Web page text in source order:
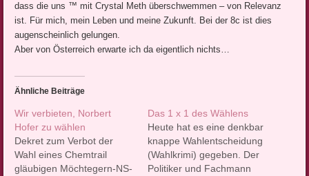
dass die uns ™ mit Crystal Meth überschwemmen – von Relevanz
ist. Für mich, mein Leben und meine Zukunft. Bei der 8c ist dies
augenscheinlich gelungen.
Aber von Österreich erwarte ich da eigentlich nichts…
Ähnliche Beiträge
Wir verbieten, Norbert
Hofer zu wählen
Dekret zum Verbot der
Wahl eines Chemtrail
gläubigen Möchtegern-NS-
Das 1 x 1 des Wählens
Heute hat es eine denkbar
knappe Wahlentscheidung
(Wahlkrimi) gegeben. Der
Politiker und Fachmann